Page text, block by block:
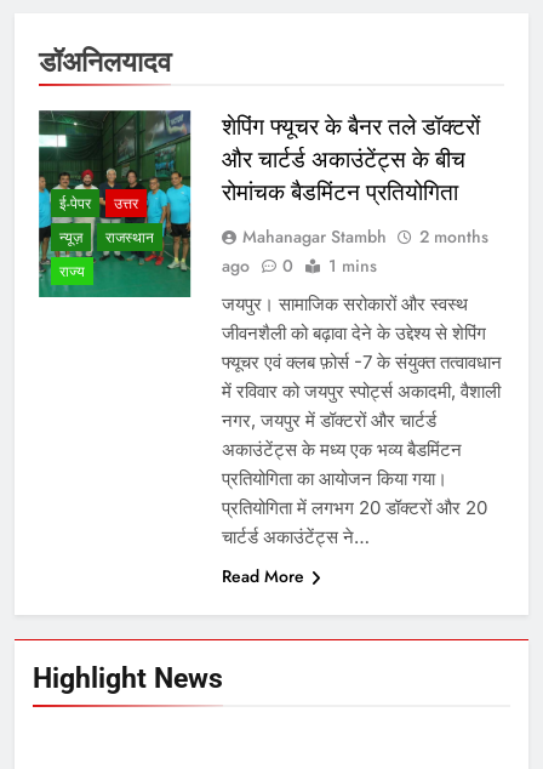
Highlight News
डॉअनिलयादव
ई-पेपर
उत्तर
न्यूज़
राजस्थान
राज्य
शेपिंग फ्यूचर के बैनर तले डॉक्टरों
और चार्टर्ड अकाउंटेंट्स के बीच
रोमांचक बैडमिंटन प्रतियोगिता
Mahanagar Stambh
2 months
ago
0 1 mins
जयपुर। सामाजिक सरोकारों और स्वस्थ
जीवनशैली को बढ़ावा देने के उद्देश्य से शेपिंग
फ्यूचर एवं क्लब फ़ोर्स -7 के संयुक्त तत्वावधान
में रविवार को जयपुर स्पोर्ट्स अकादमी, वैशाली
नगर, जयपुर में डॉक्टरों और चार्टर्ड
अकाउंटेंट्स के मध्य एक भव्य बैडमिंटन
प्रतियोगिता का आयोजन किया गया।
प्रतियोगिता में लगभग 20 डॉक्टरों और 20
चार्टर्ड अकाउंटेंट्स ने…
Read More